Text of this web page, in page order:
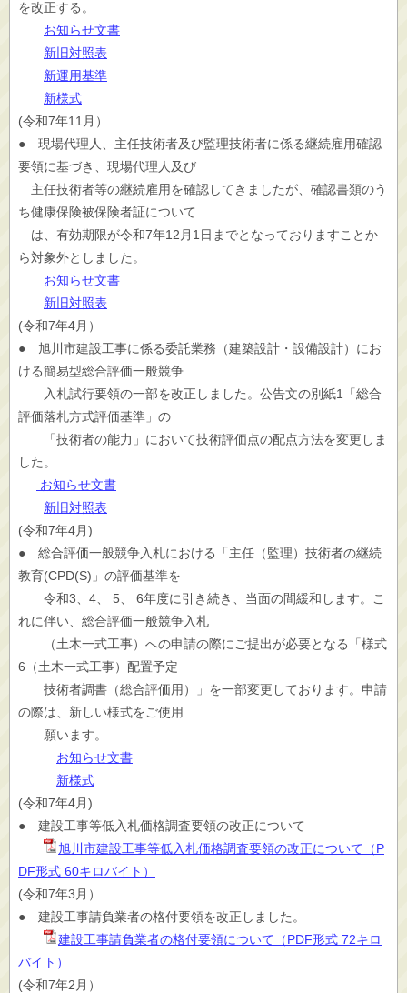
を改正する。
お知らせ文書
新旧対照表
新運用基準
新様式
(令和7年11月）
● 現場代理人、主任技術者及び監理技術者に係る継続雇用確認
要領に基づき、現場代理人及び
主任技術者等の継続雇用を確認してきましたが、確認書類のう
ち健康保険被保険者証について
は、有効期限が令和7年12月1日までとなっておりますことか
ら対象外としました。
お知らせ文書
新旧対照表
(令和7年4月）
● 旭川市建設工事に係る委託業務（建築設計・設備設計）にお
ける簡易型総合評価一般競争
入札試行要領の一部を改正しました。公告文の別紙1「総合
評価落札方式評価基準」の
「技術者の能力」において技術評価点の配点方法を変更しま
した。
お知らせ文書
新旧対照表
(令和7年4月)
● 総合評価一般競争入札における「主任（監理）技術者の継続
教育(CPD(S)」の評価基準を
令和3、4、 5、 6年度に引き続き、当面の間緩和します。こ
れに伴い、総合評価一般競争入札
（土木一式工事）への申請の際にご提出が必要となる「様式
6（土木一式工事）配置予定
技術者調書（総合評価用）」を一部変更しております。申請
の際は、新しい様式をご使用
願います。
お知らせ文書
新様式
(令和7年4月)
● 建設工事等低入札価格調査要領の改正について
旭川市建設工事等低入札価格調査要領の改正について（P
DF形式 60キロバイト）
(令和7年3月）
● 建設工事請負業者の格付要領を改正しました。
建設工事請負業者の格付要領について（PDF形式 72キロ
バイト）
(令和7年2月）